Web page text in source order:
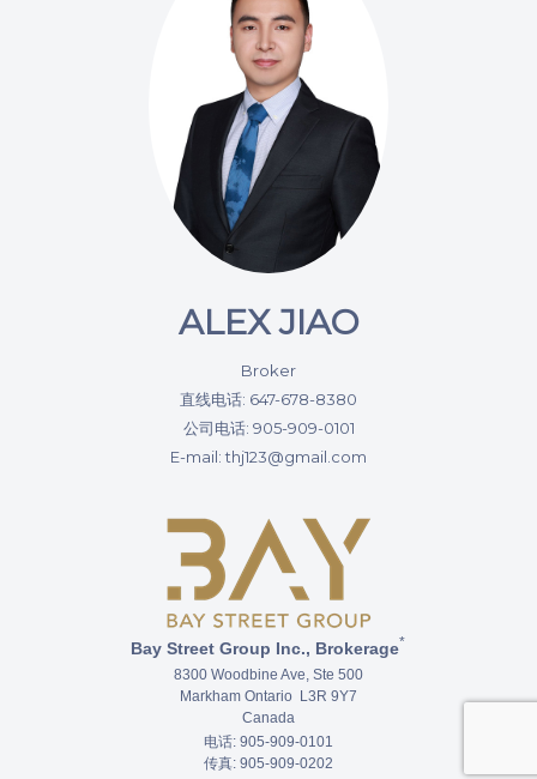
ALEX JIAO
Broker
直线电话: 647-678-8380
公司电话: 905-909-0101
E-mail: thj123@gmail.com
Bay Street Group Inc., Brokerage*
8300 Woodbine Ave, Ste 500
Markham Ontario L3R 9Y7
Canada
电话: 905-909-0101
传真: 905-909-0202